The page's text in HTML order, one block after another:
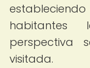
perspectiva
visitada.